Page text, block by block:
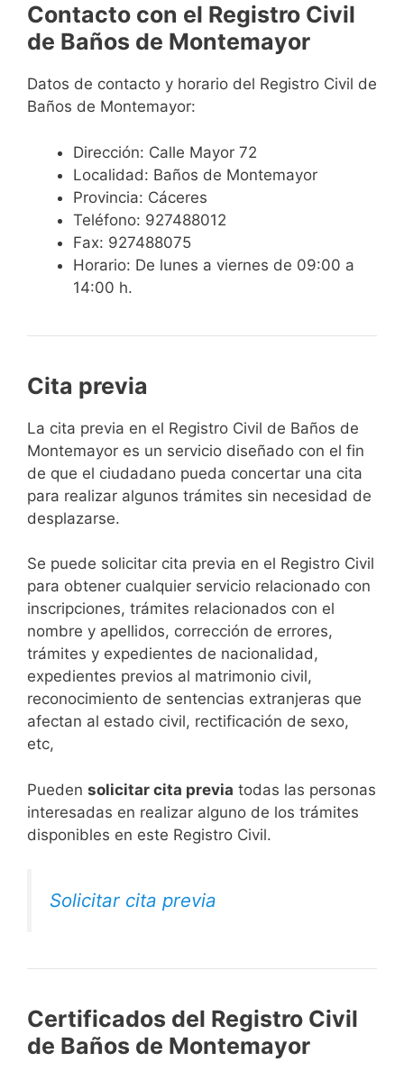
Contacto con el Registro Civil
de Baños de Montemayor
Datos de contacto y horario del Registro Civil de
Baños de Montemayor:
Dirección: Calle Mayor 72
Localidad: Baños de Montemayor
Provincia: Cáceres
Teléfono: 927488012
Fax: 927488075
Horario: De lunes a viernes de 09:00 a
14:00 h.
Cita previa
​​​​​​​​​​​​​​​​​​​​​​​​​​​​La cita previa en el Registro Civil de Baños de
Montemayor es un servicio diseñado con el fin
de que el ciudadano pueda concertar una cita
para realizar algunos trámites sin necesidad de
desplazarse.​
Se puede solicitar cita previa en el Registro Civil
para obtener cualquier servicio relacionado con
inscripciones, trámites relacionados con el
nombre y apellidos, corrección de errores,
trámites y expedientes de nacionalidad,
expedientes previos al matrimonio civil,
reconocimiento de sentencias extranjeras que
afectan al estado civil, rectificación de sexo,
etc,
​Pueden solicitar cita previa todas las personas
interesadas en realizar alguno de los trámites
disponibles en este Registro Civil.​
Solicitar cita previa
Certificados del Registro Civil
de Baños de Montemayor